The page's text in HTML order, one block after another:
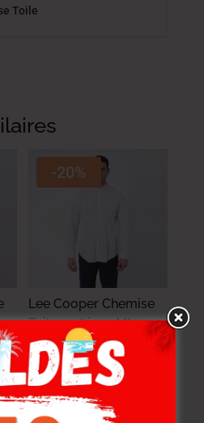
Toile
-20%
Lee Cooper Chemise
Toile-01 Linzo ML
Homme Nat.
119.000DT
95.200DT